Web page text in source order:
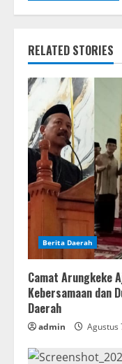
RELATED STORIES
Berita Daerah
Camat Arungkeke
Kebersamaan dan
Daerah
admin Agustus